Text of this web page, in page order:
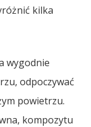
kilka
wygodnie
odpoczywać
powietrzu.
kompozytu